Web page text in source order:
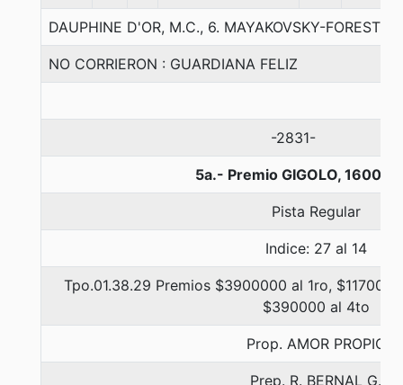
DAUPHINE D'OR, M.C., 6. MAYAKOVSKY-FOREST
NO CORRIERON : GUARDIANA FELIZ
-2831-
5a.- Premio GIGOLO, 1600
Pista Regular
Indice: 27 al 14
Tpo.01.38.29 Premios $3900000 al 1ro,
$390000 al 4to
Prop. AMOR PROPIO
Prep. R. BERNAL G.